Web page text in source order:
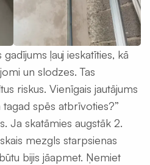
ļauj ieskatīties, kā
un slodzes. Tas
riskus. Vienīgais jautājums
spēs atbrīvoties?”
Ja skatāmies augstāk 2.
mezgls starpsienas
bijis jāapmet. Ņemiet